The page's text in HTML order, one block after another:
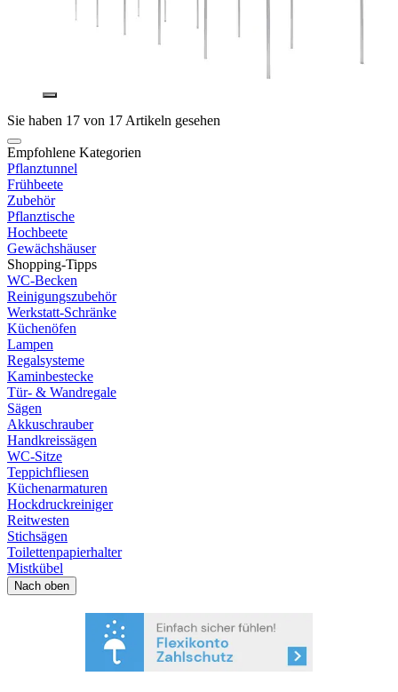
Sie haben 17 von 17 Artikeln gesehen
Empfohlene Kategorien
Pflanztunnel
Frühbeete
Zubehör
Pflanztische
Hochbeete
Gewächshäuser
Shopping-Tipps
WC-Becken
Reinigungszubehör
Werkstatt-Schränke
Küchenöfen
Lampen
Regalsysteme
Kaminbestecke
Tür- & Wandregale
Sägen
Akkuschrauber
Handkreissägen
WC-Sitze
Teppichfliesen
Küchenarmaturen
Hockdruckreiniger
Reitwesten
Stichsägen
Toilettenpapierhalter
Mistkübel
Nach oben